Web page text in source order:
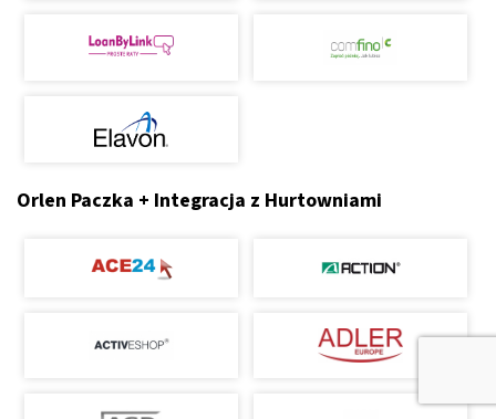
Orlen Paczka + Integracja z Hurtowniami